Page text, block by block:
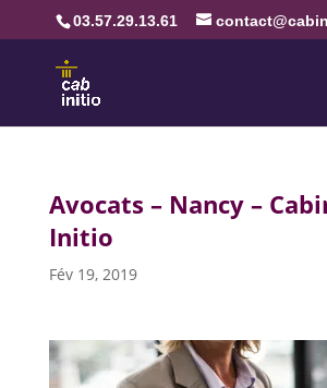
03.57.29.13.61
Avocats – Nancy –
Initio
Fév 19, 2019